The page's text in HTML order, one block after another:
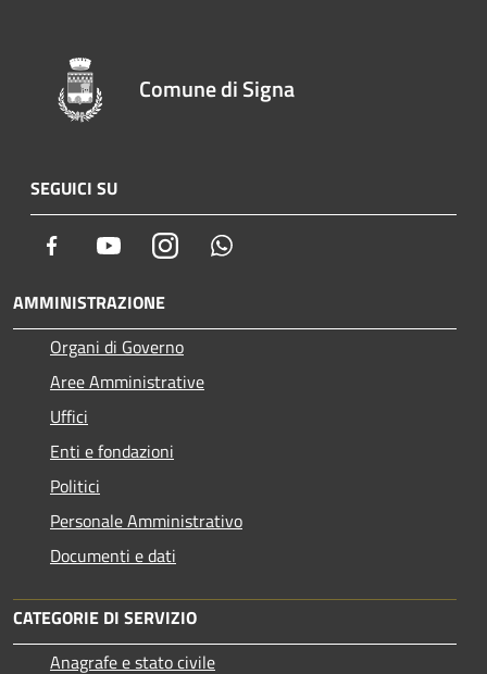
Comune di Signa
SEGUICI SU
Facebook YoutubeInstagram
AMMINISTRAZIONE
Organi di Governo
Aree Amministrative
Uffici
Enti e fondazioni
Politici
Personale Amministrativo
Documenti e dati
CATEGORIE DI SERVIZIO
Anagrafe e stato civile